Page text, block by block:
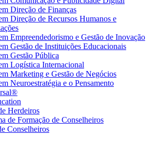
Direção de Finanças
Direção de Recursos Humanos e
Empreendedorismo e Gestão de Inovação
Gestão de Instituições Educacionais
Gestão Pública
Logística Internacional
Marketing e Gestão de Negócios
Neuroestratégia e o Pensamento
Herdeiros
de Formação de Conselheiros
Conselheiros